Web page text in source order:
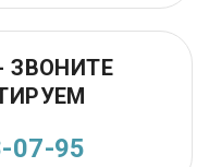
ЗВОНИТЕ
07-95